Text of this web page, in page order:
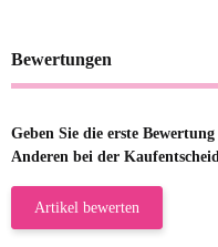
Bewertungen
Geben Sie die erste
Anderen bei der
Artikel bewerten